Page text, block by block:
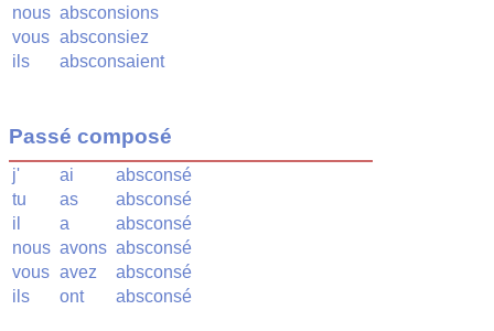
nous absconsions
vous absconsiez
ils
absconsaient
Passé composé
j' ai
absconsé
tu
as
absconsé
il
a
absconsé
nous avons absconsé
vous avez
absconsé
ils
ont absconsé